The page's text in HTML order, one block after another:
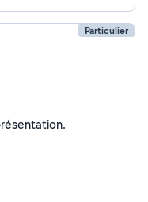
Particulier
pas encore renseigné ma présentation.